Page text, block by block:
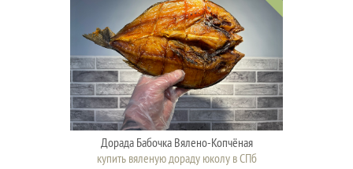
Дорада Бабочка Вялено-Копчёная
купить вяленую дораду юколу в СПб